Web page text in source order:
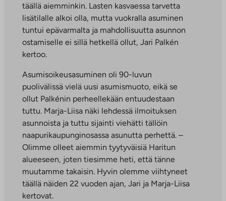
täällä aiemminkin. Lasten kasvaessa tarvetta
lisätilalle alkoi olla, mutta vuokralla asuminen
tuntui epävarmalta ja mahdollisuutta asunnon
ostamiselle ei sillä hetkellä ollut, Jari Palkén
kertoo.
Asumisoikeusasuminen oli 90-luvun
puolivälissä vielä uusi asumismuoto, eikä se
ollut Palkénin perheellekään entuudestaan
tuttu. Marja-Liisa näki lehdessä ilmoituksen
asunnoista ja tuttu sijainti viehätti tällöin
naapurikaupunginosassa asunutta perhettä. –
Olimme olleet aiemmin tyytyväisiä Haritun
alueeseen, joten tiesimme heti, että tänne
muutamme takaisin. Hyvin olemme viihtyneet
täällä näiden 22 vuoden ajan, Jari ja Marja-Liisa
kertovat.